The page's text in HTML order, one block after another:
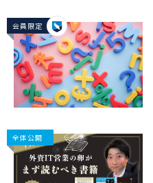
会員限定
全体公開